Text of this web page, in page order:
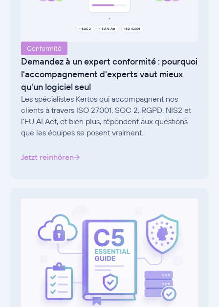
Conformité
Demandez à un expert conformité : pourquoi
l'accompagnement d'experts vaut mieux
qu'un logiciel seul
Les spécialistes Kertos qui accompagnent nos
clients à travers ISO 27001, SOC 2, RGPD, NIS2 et
l'EU AI Act, et bien plus, répondent aux questions
que les équipes se posent vraiment.
Jetzt reinhören